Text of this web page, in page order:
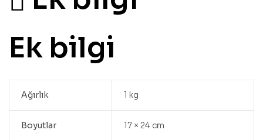
Ek bilgi
Ağırlık 1 kg
Boyutlar 17 × 24 cm